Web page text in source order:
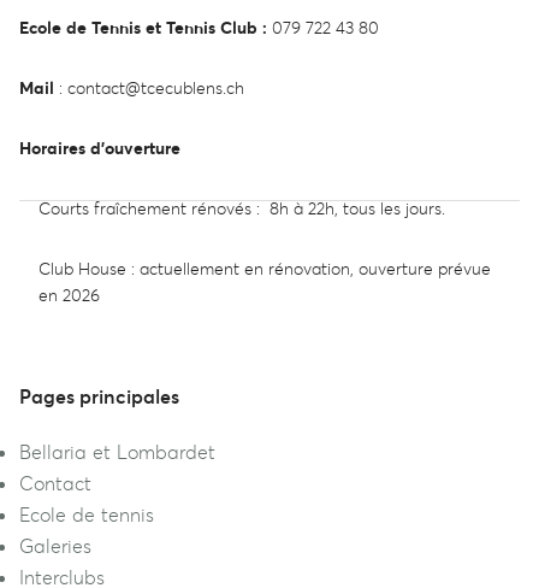
Ecole de Tennis et Tennis Club : 079 722 43 80
Mail : contact@tcecublens.ch
Horaires d’ouverture
Courts fraîchement rénovés : 8h à 22h, tous les jours.
Club House : actuellement en rénovation, ouverture prévue
en 2026
Pages principales
Bellaria et Lombardet
Contact
Ecole de tennis
Galeries
Interclubs